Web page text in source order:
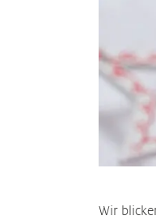
Wir